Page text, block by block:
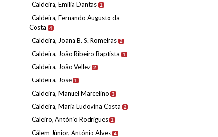
Caldeira, Emília Dantas 1
Caldeira, Fernando Augusto da
Costa
4
Caldeira, Joana B. S. Romeiras 2
Caldeira, João Ribeiro Baptista 1
Caldeira, João Vellez 2
Caldeira, José 1
Caldeira, Manuel Marcelino 3
Caldeira, Maria Ludovina Costa 2
Caleiro, António Rodrigues 1
Cálem Júnior, António Alves 4